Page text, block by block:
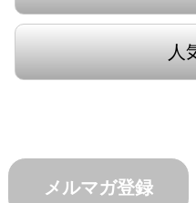
人
メルマガ登録